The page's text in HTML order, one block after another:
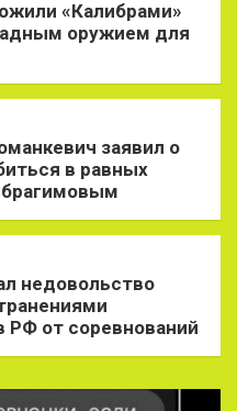
«Калибрами»
оружием для
заявил о
в равных
недовольство
РФ от соревнований